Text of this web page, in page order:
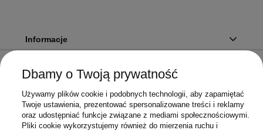
Informacje
Twoje konto
Dbamy o Twoją prywatność
Używamy plików cookie i podobnych technologii, aby zapamiętać
Twoje ustawienia, prezentować spersonalizowane treści i reklamy
oraz udostępniać funkcje związane z mediami społecznościowymi.
Pliki cookie wykorzystujemy również do mierzenia ruchu i